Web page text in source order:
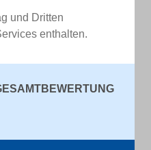
und Dritten
enthalten.